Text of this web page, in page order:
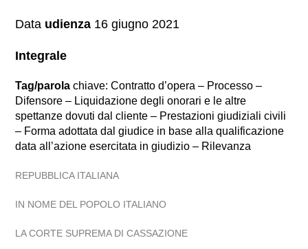
Data udienza 16 giugno 2021
Integrale
Tag/parola chiave: Contratto d’opera – Processo –
Difensore – Liquidazione degli onorari e le altre
spettanze dovuti dal cliente – Prestazioni giudiziali civili
– Forma adottata dal giudice in base alla qualificazione
data all’azione esercitata in giudizio – Rilevanza
REPUBBLICA ITALIANA
IN NOME DEL POPOLO ITALIANO
LA CORTE SUPREMA DI CASSAZIONE